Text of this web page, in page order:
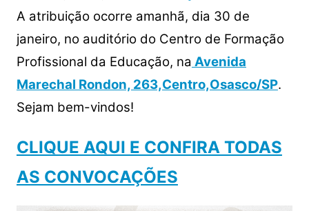
A atribuição ocorre amanhã, dia 30 de
janeiro, no auditório do Centro de Formação
Profissional da Educação, na Avenida
Marechal Rondon, 263,Centro,Osasco/SP.
Sejam bem-vindos!
CLIQUE AQUI E CONFIRA TODAS
AS CONVOCAÇÕES